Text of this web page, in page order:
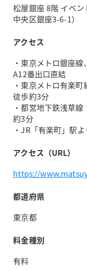
松屋銀座 8階 イベ
中央区銀座3-6-1）
アクセス
・東京メトロ銀座
A12番出口直結
・東京メトロ有楽
徒歩約3分
・都営地下鉄浅草
約3分
・JR​「有楽町」駅
アクセス（URL）
https://
都道府県
東京都
料金種別
有料